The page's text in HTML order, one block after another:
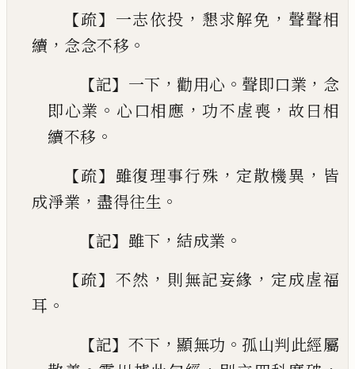
【疏】 一志依投 ， 懇求解免 ， 聲聲相
續 ， 念念不移 。
【記】 一下 ， 勸用心 。 聲即口業 ， 念
即心業 。 心口相應 ， 功不虗喪 ，故曰相
續不移 。
【疏】 雖復理事行殊 ， 定散機異 ， 皆
成淨業 ， 盡得往生 。
【記】 雖下 ， 結成業 。
【疏】 不然 ， 則無記妄緣 ， 定成虗福
耳 。
【記】 不下 ， 顯無功 。 孤山判此經屬